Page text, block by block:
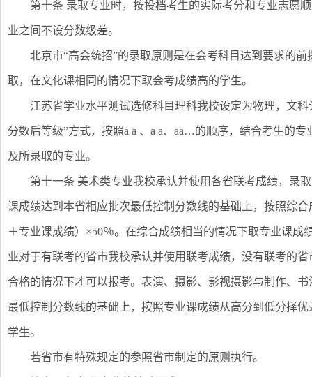
第十条 录取专业时，按投档考生的实际考分和专业志愿
业之间不设分数级差。
北京市“高会统招”的录取原则是在会考科目达到要求的
取，在文化课相同的情况下取会考成绩高的学生。
江苏省学业水平测试选修科目理科我校设定为物理，文
分数后等级”方式，按照a a 、a a、aa…的顺序，结合考生的
及所录取的专业。
第十一条 美术类专业我校承认并使用各省联考成绩，录
课成绩达到本省相应批次最低控制分数线的基础上，按照综
＋专业课成绩）×50％。在综合成绩相当的情况下取专业课
业对于有联考的省市我校承认并使用联考成绩，没有联考的
合格的情况下才可以报考。表演、摄影、影视摄影与制作、
最低控制分数线的基础上，按照专业课成绩从高分到低分择
学生。
若省市有特殊规定的参照省市制定的原则执行。